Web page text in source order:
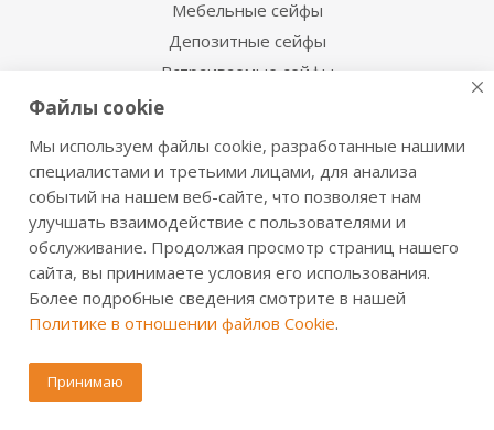
Мебельные сейфы
Депозитные сейфы
Встраиваемые сейфы
Сейфы с отделкой деревом
Производственная мебель
Металлические двери
Информация для покупателя
Сервисная служба
Сертификаты и инструкции
Файлы cookie
Мы используем файлы cookie, разработанные нашими
специалистами и третьими лицами, для анализа
событий на нашем веб-сайте, что позволяет нам
улучшать взаимодействие с пользователями и
обслуживание. Продолжая просмотр страниц нашего
сайта, вы принимаете условия его использования.
Более подробные сведения смотрите в нашей
Политике в отношении файлов Cookie.
Принимаю